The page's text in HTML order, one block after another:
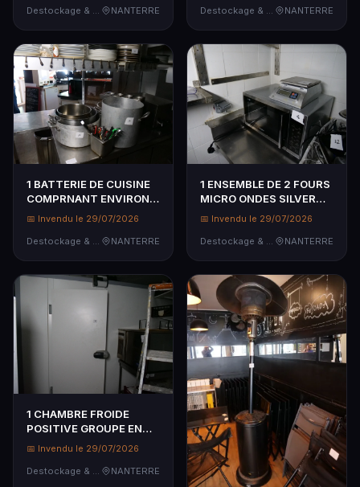
Destockage & Invendus
NANTERRE
INCONNU, PAS D
Destockage & Invendus
NANTERRE
1 BATTERIE DE CUISINE
COMPRNANT ENVIRON
15 ELEMENTS MARMITES
FAITOUT POELES + 15
BACS GASTRO DIVERS
📅 Invendu le 29/07/2026
NANTERRE
1 ENSEMBLE DE 2 FOURS
MICRO ONDES SILVER
CREST + WHIRLPOOL + 1
BALANCE DE CUISINE
📅 Invendu le 29/07/2026
NANTERRE
1 CHAMBRE FROIDE
POSITIVE GROUPE EN
PANNEAUX AVEC CLIPS
DEMONTER AVEC
📅 Invendu le 29/07/2026
Destockage & Invendus
NANTERRE